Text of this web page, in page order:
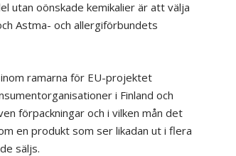
utan oönskade kemikalier är att välja
Astma- och allergiförbundets
ramarna för EU-projektet
i Finland och
förpackningar och i vilken mån det
en produkt som ser likadan ut i flera
säljs.